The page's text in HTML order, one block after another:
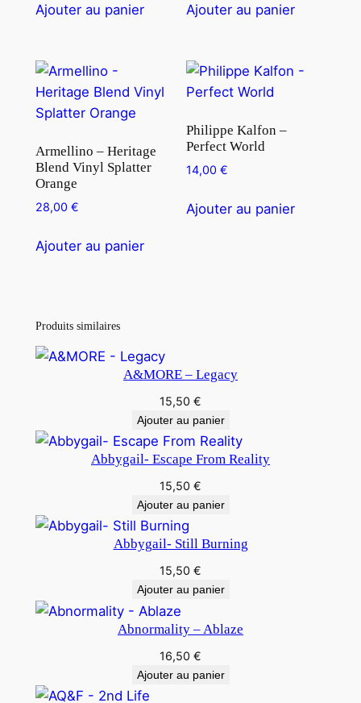
Ajouter au panier Ajouter au panier
Armellino – Heritage
Blend Vinyl Splatter
Orange
28,00 €
Ajouter au panier
Philippe Kalfon –
Perfect World
14,00€
Ajouter au panier
Produits similaires
A&MORE – Legacy
15,50 €
Ajouter au panier
Abbygail- Escape From Reality
15,50 €
Ajouter au panier
Abbygail- Still Burning
15,50 €
Ajouter au panier
Abnormality – Ablaze
16,50 €
Ajouter au panier